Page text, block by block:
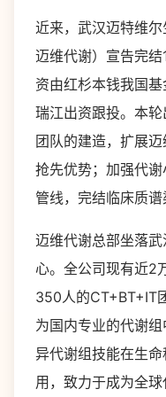
近来，武汉迈特维尔
迈维代谢）宣告完
资由红杉本钱我国基
瑞江出资跟投。本
团队的建造，扩展
抢先优势；加强代
管线，完结临床质谱
迈维代谢总部坐落
心。全公司现有近2
350人的CT+BT+IT
为国内专业的代谢
异代谢组技能在生
用，致力于成为全